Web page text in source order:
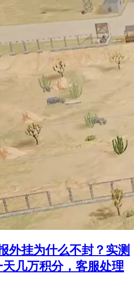
外挂为什么不封？实测
天几万积分，客服处理